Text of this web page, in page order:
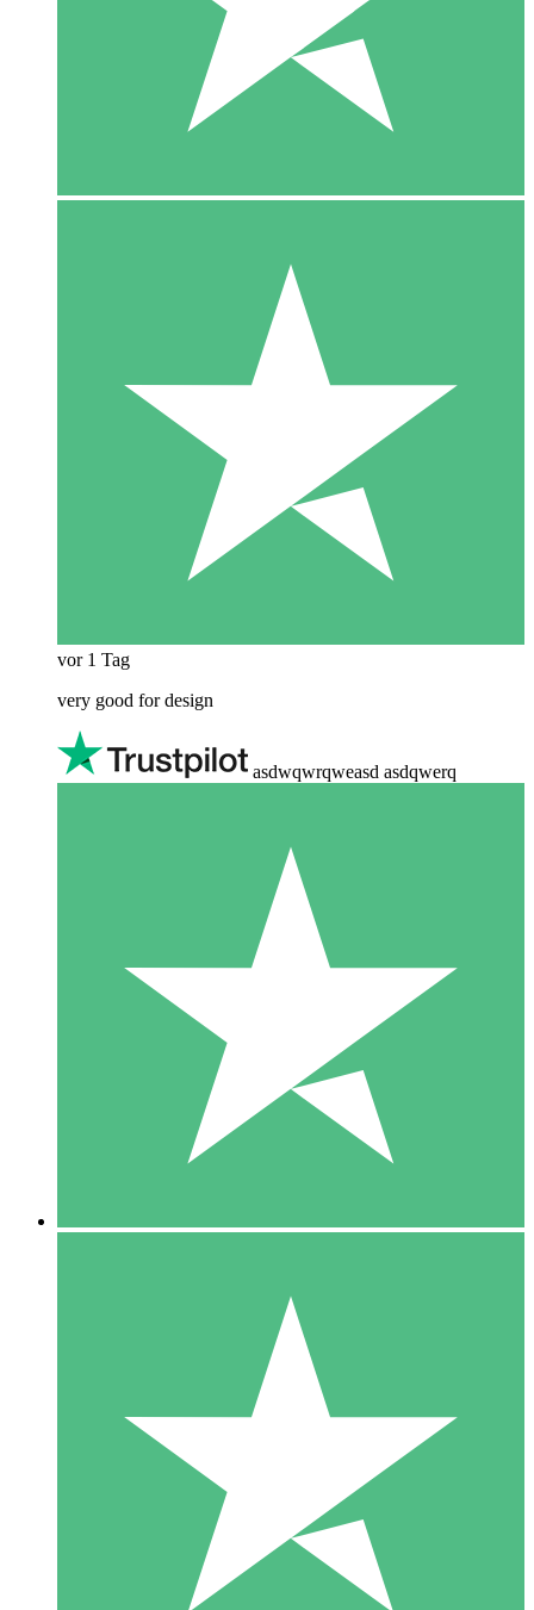
vor 1 Tag
very good for design
asdwqwrqweasd asdqwerq